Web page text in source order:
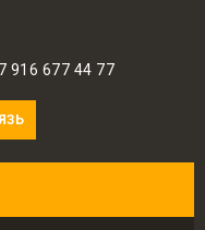
916 677 44 77